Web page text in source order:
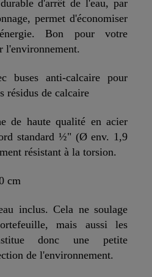
d'arrêt de l'eau, par
permet d'économiser
Bon pour votre
l'environnement.
buses anti-calcaire pour
résidus de calcaire
de haute qualité en acier
standard ½" (Ø env. 1,9
résistant à la torsion.
cm
inclus. Cela ne soulage
mais aussi les
donc une petite
de l'environnement.